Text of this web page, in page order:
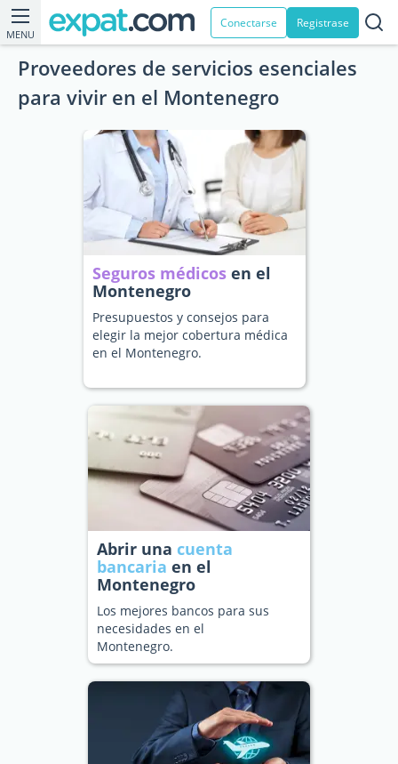
MENU
Conectarse Registrase
Proveedores de servicios esenciales
para vivir en el Montenegro
Seguros médicos en el
Montenegro
Presupuestos y consejos para
elegir la mejor cobertura médica
en el Montenegro.
Abrir una cuenta
bancaria en el
Montenegro
Los mejores bancos para sus
necesidades en el
Montenegro.